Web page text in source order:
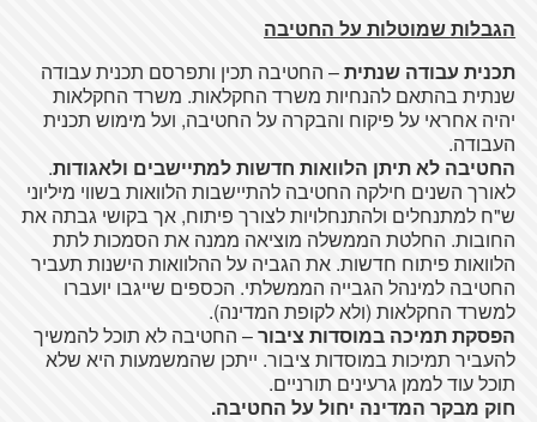
הגבלות שמוטלות על החטיבה
תכנית עבודה שנתית– החטיבה תכין ותפרסם תכנית עבודה
שנתית בהתאם להנחיות משרד החקלאות. משרד החקלאות
יהיה אחראי על פיקוח והבקרה על החטיבה, ועל מימוש תכנית
העבודה.
החטיבה לא תיתן הלוואות חדשות למתיישבים ולאגודות.
לאורך השנים חילקה החטיבה להתיישבות הלוואות בשווי מיליוני
ש"ח למתנחלים ולהתנחלויות לצורך פיתוח, אך בקושי גבתה את
החובות. החלטת הממשלה מוציאה ממנה את הסמכות לתת
הלוואות פיתוח חדשות. את הגביה על ההלוואות הישנות תעביר
החטיבה למינהל הגבייה הממשלתי. הכספים שייגבו יועברו
למשרד החקלאות (ולא לקופת המדינה).
הפסקת תמיכה במוסדות ציבור– החטיבה לא תוכל להמשיך
להעביר תמיכות במוסדות ציבור. ייתכן שהמשמעות היא שלא
תוכל עוד לממן גרעינים תורניים.
חוק מבקר המדינה יחול על החטיבה.